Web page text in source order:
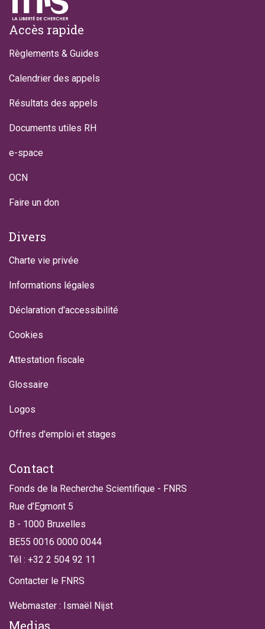
Footer
Accès rapide
Règlements & Guides
Calendrier des appels
Résultats des appels
Documents utiles RH
e-space
OCN
Faire un don
Divers
Charte vie privée
Informations légales
Déclaration d'accessibilité
Cookies
Attestation fiscale
Glossaire
Logos
Offres d'emploi et stages
Contact
Fonds de la Recherche Scientifique - FNRS
Rue d’Egmont 5
B - 1000 Bruxelles
BE55 0016 0000 0044
Tél : +32 2 504 92 11
Contacter le FNRS
Webmaster : Ismaël Nijst
Medias